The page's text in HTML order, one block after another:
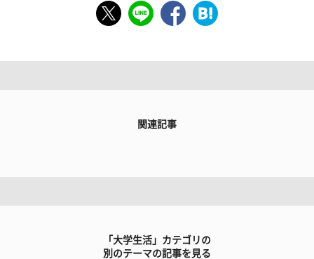
関連記事
「大学生活」カテゴリの
別のテーマの記事を見る